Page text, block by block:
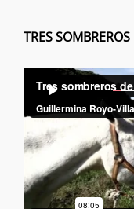
TRES
Reproductor
vídeo
00:00